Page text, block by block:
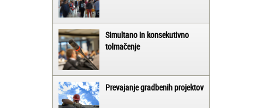
Simultano in konsekutivno
tolmačenje
Prevajanje gradbenih projektov